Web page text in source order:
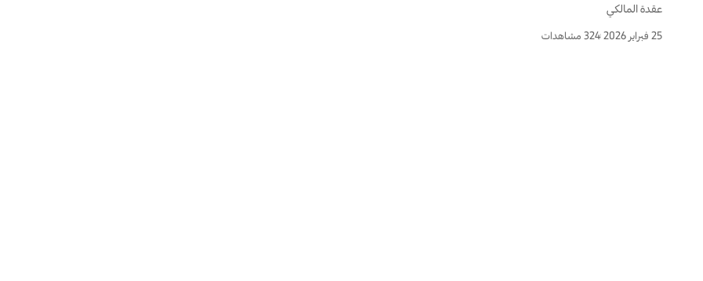
عقدة المالکي
25 فبراير 2026 324 مشاهدات